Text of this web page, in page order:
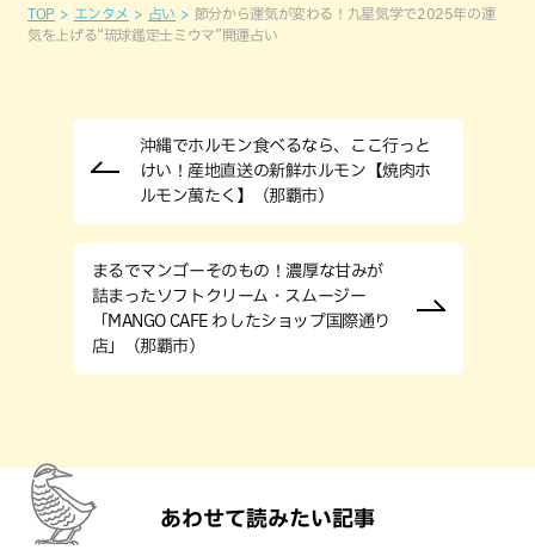
TOP エンタメ 占い
節分から運気が変わる！九星気学で2025年の運
気を上げる“琉球鑑定士ミウマ”開運占い
沖縄でホルモン⾷べるなら、ここ⾏っと
けい！産地直送の新鮮ホルモン【焼⾁ホ
ルモン萬たく】（那覇市）
まるでマンゴーそのもの！濃厚な甘みが
詰まったソフトクリーム・スムージー
「MANGO CAFE わしたショップ国際通り
店」（那覇市）
あわせて読みたい記事